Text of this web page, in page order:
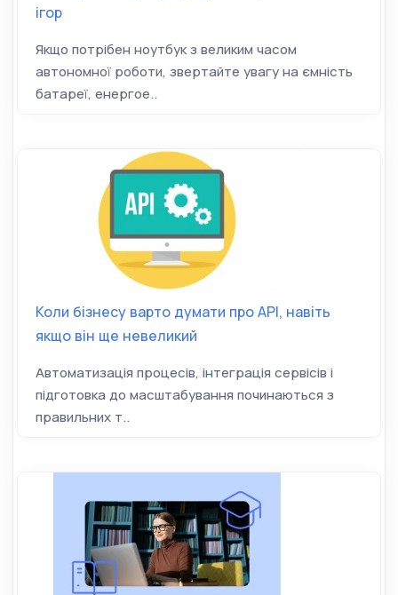
ігор
Якщо потрібен ноутбук з великим часом
автономної роботи, звертайте увагу на ємність
батареї, енергое..
Коли бізнесу варто думати про API, навіть
якщо він ще невеликий
Автоматизація процесів, інтеграція сервісів і
підготовка до масштабування починаються з
правильних т..